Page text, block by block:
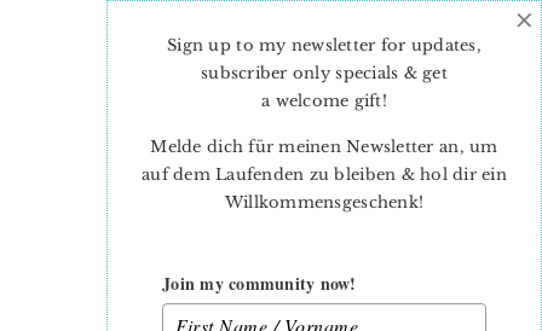
Sign up to my newsletter for updates,
subscriber only specials & get
a welcome gift!
Melde dich für meinen Newsletter an, um
auf dem Laufenden zu bleiben & hol dir ein
Willkommensgeschenk!
Join my community now!
×